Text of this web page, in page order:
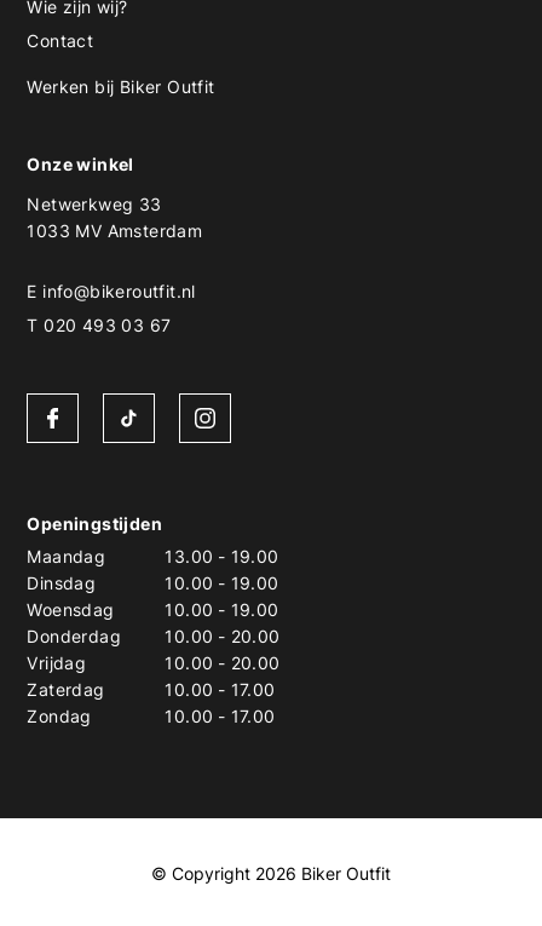
Wie zijn wij?
Contact
Werken bij Biker Outfit
Onze winkel
Netwerkweg 33
1033 MV Amsterdam
E info@bikeroutfit.nl
T 020 493 03 67
Openingstijden
Maandag
13.00 - 19.00
Dinsdag
10.00 - 19.00
Woensdag
10.00 - 19.00
Donderdag
10.00 - 20.00
Vrijdag
10.00 - 20.00
Zaterdag
10.00 - 17.00
Zondag
10.00 - 17.00
© Copyright 2026 Biker Outfit